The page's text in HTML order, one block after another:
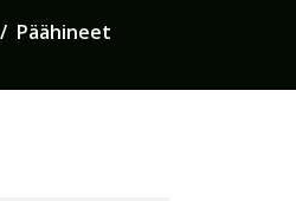
Päähineet